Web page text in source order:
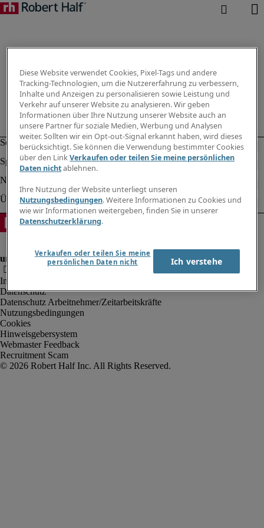
Impressum
Datenschutz
Datenschutz Arbeitnehmer/Zeitarbeitskräfte
Nutzungsbedingungen
Cookies
Hinweisgebersystem
Webmaster Feedback
Recruitment Scam
Diese Website verwendet Cookies, Pixel-Tags und andere
Tracking-Technologien, um die Nutzererfahrung zu verbessern,
Inhalte und Anzeigen zu personalisieren sowie Leistung und
Verkehr auf unserer Website zu analysieren. Wir geben
Informationen über Ihre Nutzung unserer Website auch an
unsere Partner für soziale Medien, Werbung und Analysen
weiter. Sollten wir ein Opt-out-Signal erkannt haben, wird dieses
berücksichtigt. Sie können die Verwendung bestimmter Cookies
über den LinkVerkaufen oder teilen Sie meine persönlichen
Daten nichtablehnen.
Ihre Nutzung der Website unterliegt unseren
Nutzungsbedingungen. Weitere Informationen zu Cookies und
wie wir Informationen weitergeben, finden Sie in unserer
Datenschutzerklärung.
Verkaufen oder teilen Sie meine
persönlichen Daten nicht
Ich verstehe